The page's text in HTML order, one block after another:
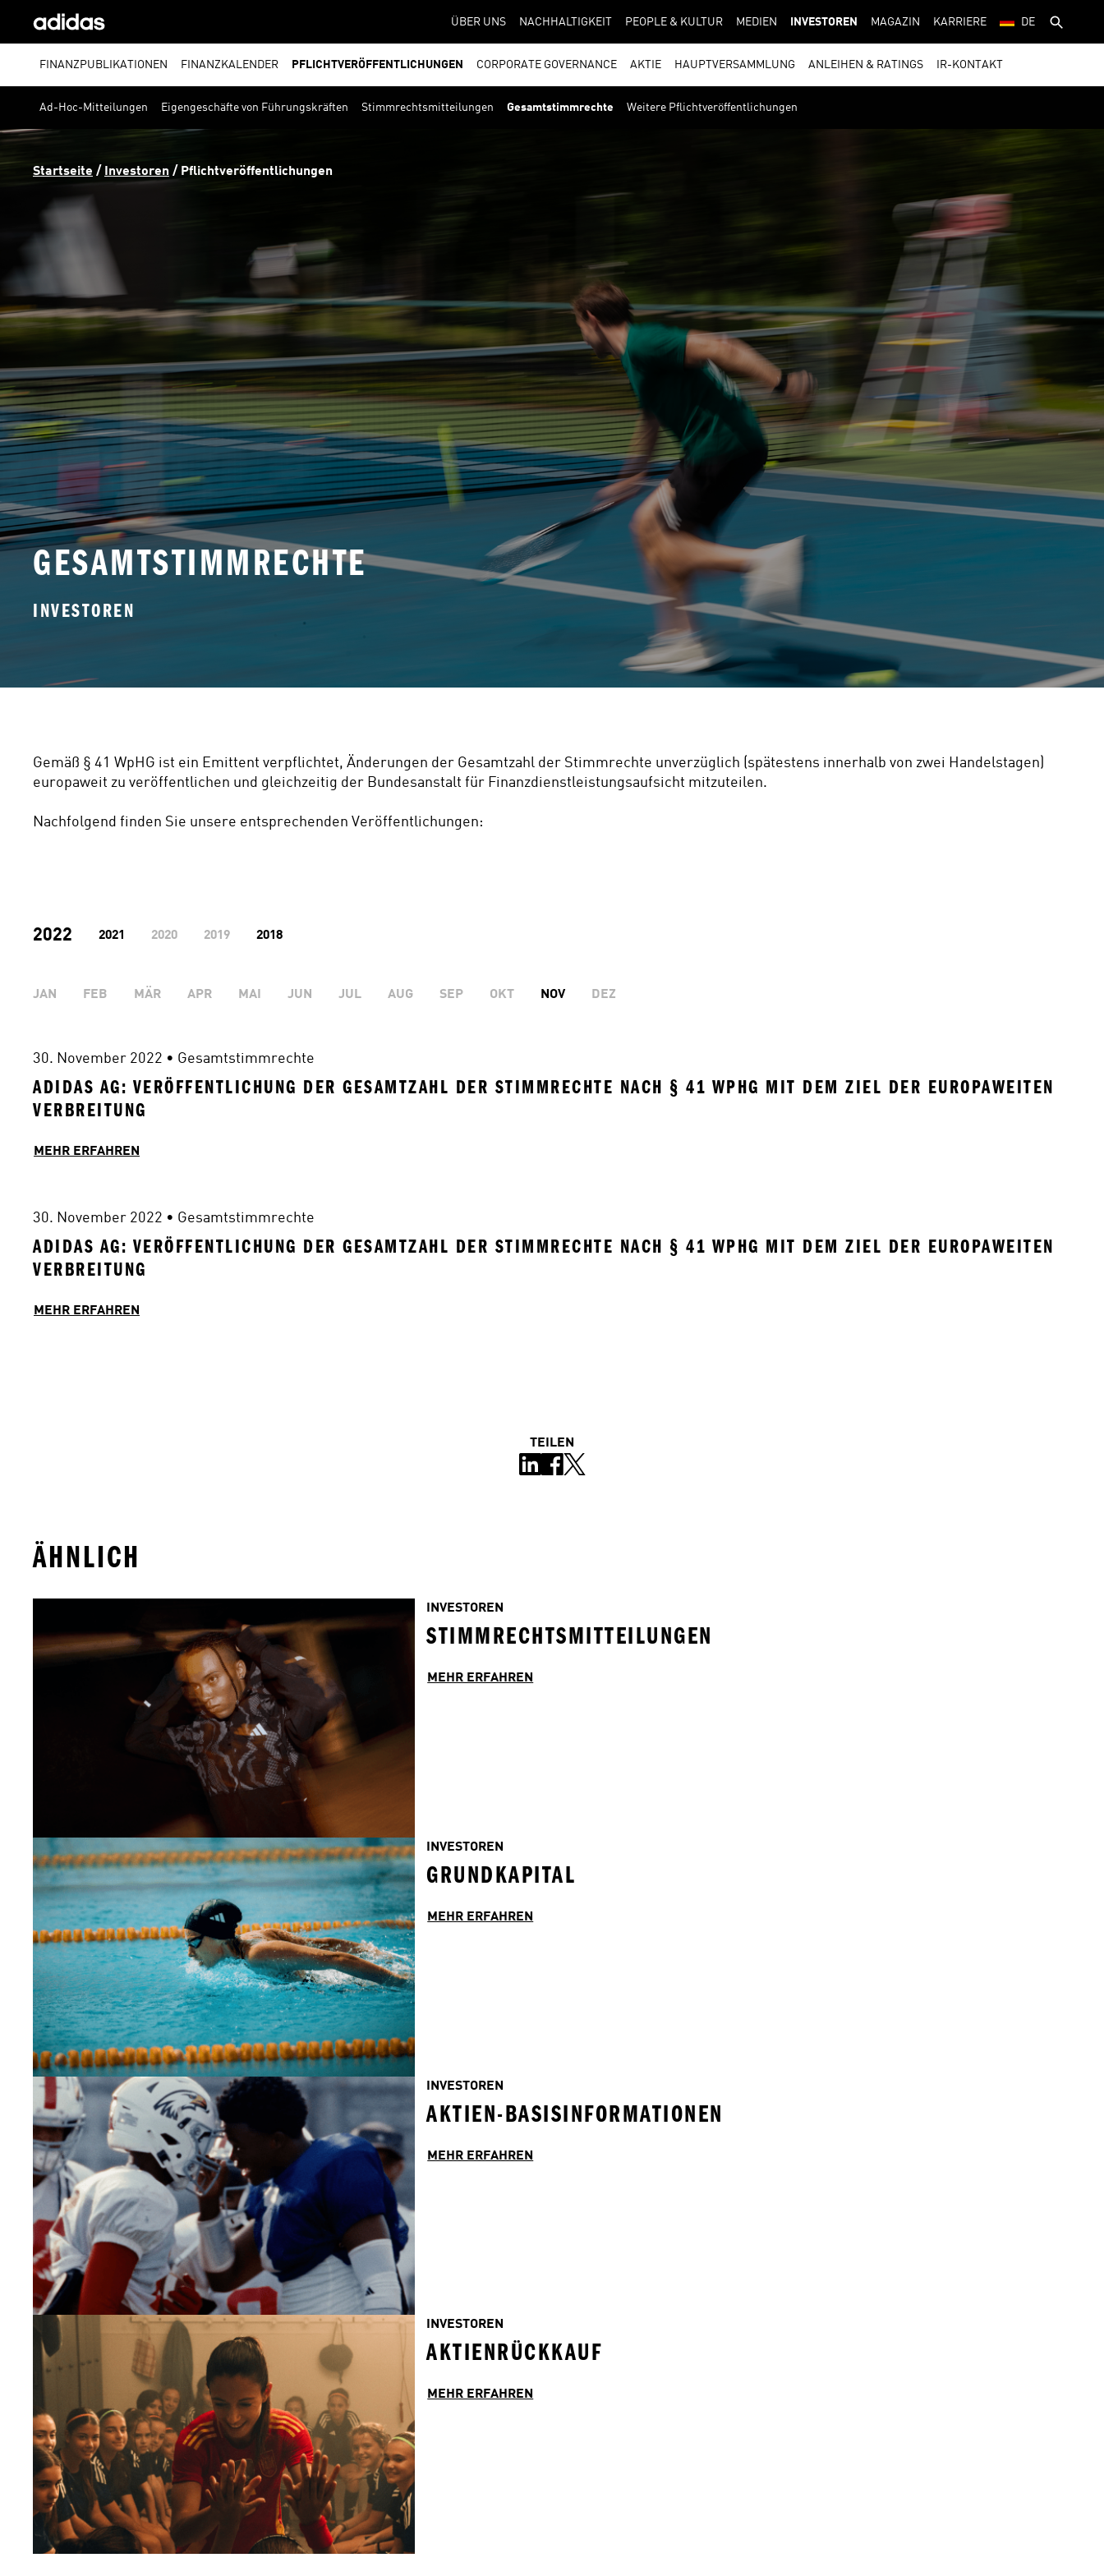
ÜBER UNS NACHHALTIGKEIT PEOPLE & KULTUR MEDIEN INVESTOREN MAGAZIN KARRIERE DE
FINANZPUBLIKATIONEN FINANZKALENDER PFLICHTVERÖFFENTLICHUNGEN CORPORATE GOVERNANCE AKTIE HAUPTVERSAMMLUNG ANLEIHEN & RATINGS IR-KONTAKT
Ad-Hoc-Mitteilungen Eigengeschäfte von Führungskräften Stimmrechtsmitteilungen Gesamtstimmrechte Weitere Pflichtveröffentlichungen
Startseite / Investoren / Pflichtveröffentlichungen
GESAMTSTIMMRECHTE
INVESTOREN
Gemäß § 41 WpHG ist ein Emittent verpflichtet, Änderungen der Gesamtzahl der Stimmrechte unverzüglich (spätestens innerhalb von zwei Handelstagen)
europaweit zu veröffentlichen und gleichzeitig der Bundesanstalt für Finanzdienstleistungsaufsicht mitzuteilen.
Nachfolgend finden Sie unsere entsprechenden Veröffentlichungen:
2022 2021 2020 2019 2018
JAN FEB MÄR APR MAI JUN JUL AUG SEP OKT NOV DEZ
30. November 2022 • Gesamtstimmrechte
ADIDAS AG: VERÖFFENTLICHUNG DER GESAMTZAHL DER STIMMRECHTE NACH § 41 WPHG MIT DEM ZIEL DER EUROPAWEITEN
VERBREITUNG
MEHR ERFAHREN
30. November 2022 • Gesamtstimmrechte
ADIDAS AG: VERÖFFENTLICHUNG DER GESAMTZAHL DER STIMMRECHTE NACH § 41 WPHG MIT DEM ZIEL DER EUROPAWEITEN
VERBREITUNG
MEHR ERFAHREN
TEILEN
ÄHNLICH
INVESTOREN
STIMMRECHTSMITTEILUNGEN
MEHR ERFAHREN
INVESTOREN
GRUNDKAPITAL
MEHR ERFAHREN
INVESTOREN
AKTIEN-BASISINFORMATIONEN
MEHR ERFAHREN
INVESTOREN
AKTIENRÜCKKAUF
MEHR ERFAHREN